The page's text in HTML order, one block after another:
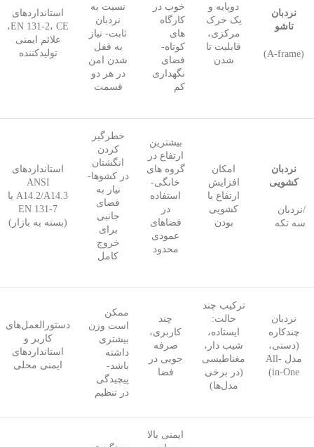
نردبان
تاشو
(A-frame)
دوپایه و
یک خرک
مرکزی،
قابلیت تا
شدن
خوب در
کارگاه
های
کوتاه-
فضای
نگهداری
کم
نسبت به
نردبان
ثابت- نیاز
به قفل
شدن امن
در هر دو
قسمت
استانداردهای
EN 131-2، CE،
علائم ایمنی
تولیدکننده
نردبان
کشویی
/نردبان
سه تکه
امکان
افزایش
ارتفاع با
کشویی
بودن
بیشترین
ارتفاع در
گروه های
خانگی-
استفاده
در
فضاهای
عمودی
محدود
خطرگیر
کردن
انگشتان
در کشوها-
نیار به
فضای
جانبی
برای
خروج
کامل
استانداردهای
ANSI
A14.2/A14.3 یا
EN 131-7
(بسته به بازار)
نردبان
چندکاره
(دستی،
مدل All-
in-One)
ترکیب چند
حالت:
ایستاده،
شیب دار،
مغناطیسی
(در برخی
مدل‌ها)
چند
کاربری،
صرفه
جویی در
فضا
ممکن
است وزن
بیشتری
داشته
باشد-
پیچیدگی
در تنظیم
دستورالعمل‌های
کاربر و
استانداردهای
ایمنی محلی
ایمنی بالا